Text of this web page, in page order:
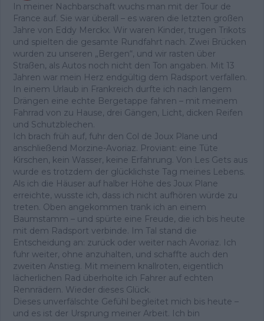
In meiner Nachbarschaft wuchs man mit der Tour de
France auf. Sie war überall – es waren die letzten großen
Jahre von Eddy Merckx. Wir waren Kinder, trugen Trikots
und spielten die gesamte Rundfahrt nach. Zwei Brücken
wurden zu unseren „Bergen“, und wir rasten über
Straßen, als Autos noch nicht den Ton angaben. Mit 13
Jahren war mein Herz endgültig dem Radsport verfallen.
In einem Urlaub in Frankreich durfte ich nach langem
Drängen eine echte Bergetappe fahren – mit meinem
Fahrrad von zu Hause, drei Gängen, Licht, dicken Reifen
und Schutzblechen.
Ich brach früh auf, fuhr den Col de Joux Plane und
anschließend Morzine-Avoriaz. Proviant: eine Tüte
Kirschen, kein Wasser, keine Erfahrung. Von Les Gets aus
wurde es trotzdem der glücklichste Tag meines Lebens.
Als ich die Häuser auf halber Höhe des Joux Plane
erreichte, wusste ich, dass ich nicht aufhören würde zu
treten. Oben angekommen trank ich an einem
Baumstamm – und spürte eine Freude, die ich bis heute
mit dem Radsport verbinde. Im Tal stand die
Entscheidung an: zurück oder weiter nach Avoriaz. Ich
fuhr weiter, ohne anzuhalten, und schaffte auch den
zweiten Anstieg. Mit meinem knallroten, eigentlich
lächerlichen Rad überholte ich Fahrer auf echten
Rennrädern. Wieder dieses Glück.
Dieses unverfälschte Gefühl begleitet mich bis heute –
und es ist der Ursprung meiner Arbeit. Ich bin